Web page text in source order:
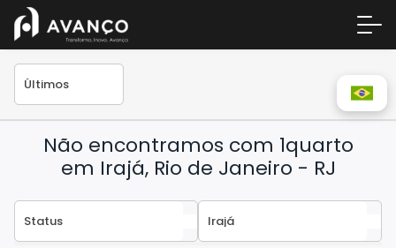
Não encontramos com 1quarto
em Irajá, Rio de Janeiro - RJ